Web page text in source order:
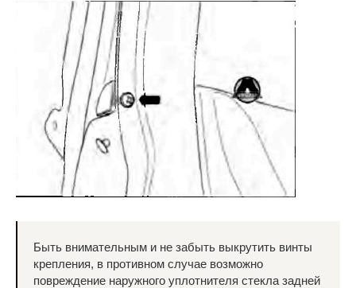
Быть внимательным и не забыть выкрутить винты
крепления, в противном случае возможно
повреждение наружного уплотнителя стекла задней